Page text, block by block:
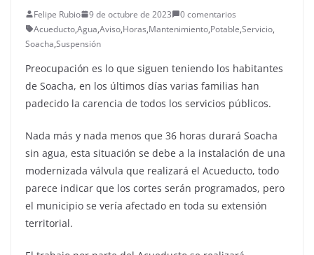
Felipe Rubio 9 de octubre de 2023
0 comentarios
Acueducto,Agua,Aviso,Horas,Mantenimiento,Potable,Servicio,
Soacha,Suspensión
Preocupación es lo que siguen teniendo los habitantes
de Soacha, en los últimos días varias familias han
padecido la carencia de todos los servicios públicos.
Nada más y nada menos que 36 horas durará Soacha
sin agua, esta situación se debe a la instalación de una
modernizada válvula que realizará el Acueducto, todo
parece indicar que los cortes serán programados, pero
el municipio se vería afectado en toda su extensión
territorial.